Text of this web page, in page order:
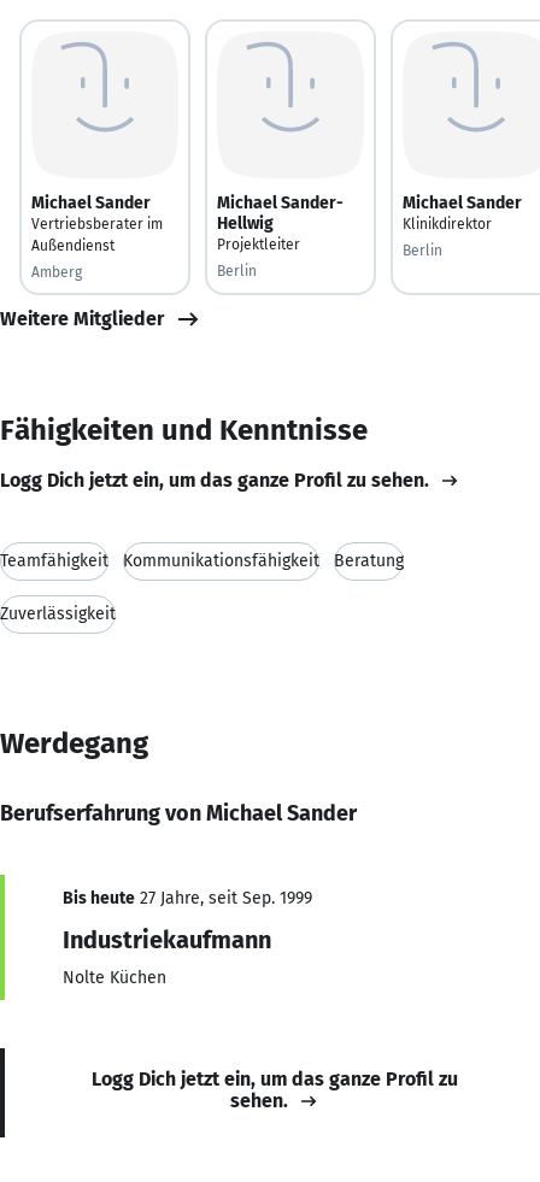
Michael Sander
Vertriebsberater im
Außendienst
Amberg
Michael Sander-
Hellwig
Projektleiter
Berlin
Michael Sander
Klinikdirektor
Berlin
Weitere Mitglieder
Fähigkeiten und Kenntnisse
Logg Dich jetzt ein, um das ganze Profil zu sehen.
Teamfähigkeit Kommunikationsfähigkeit Beratung
Zuverlässigkeit
Werdegang
Berufserfahrung von Michael Sander
Bis heute 27 Jahre, seit Sep. 1999
Industriekaufmann
Nolte Küchen
Logg Dich jetzt ein, um das ganze Profil zu
sehen.